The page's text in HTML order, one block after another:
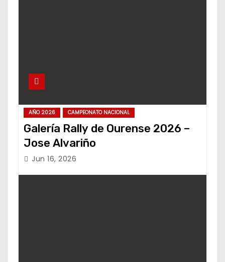
AÑO 2026 CAMPEONATO NACIONAL
Galería Rally de Ourense 2026 –
Jose Alvariño
Jun 16, 2026